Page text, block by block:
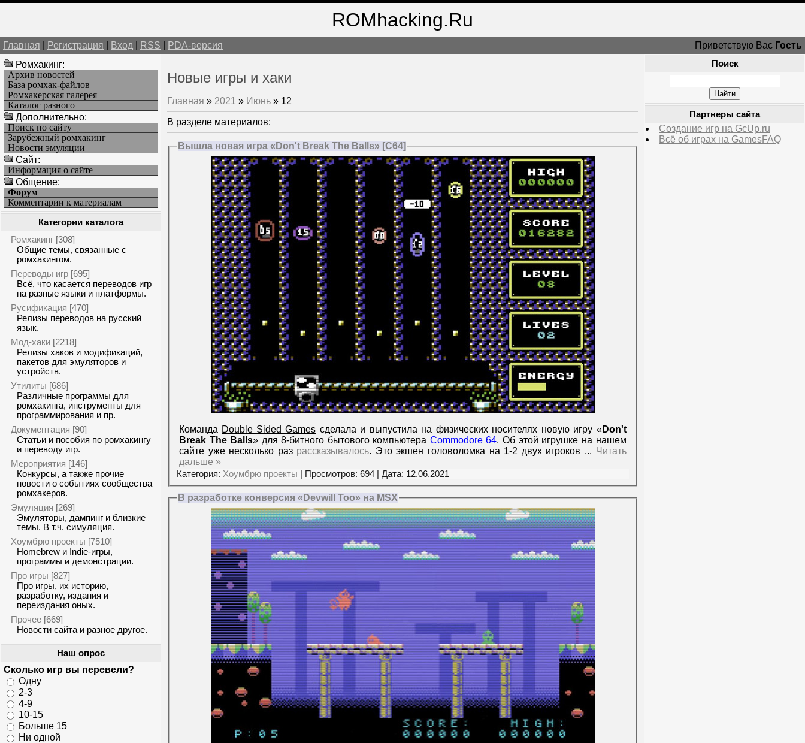
ROMhacking.Ru
Главная Регистрация Вход RSS PDA-версия Приветствую Вас Гость
Ромхакинг:
Архив новостей
База ромхак-файлов
Ромхакерская галерея
Каталог разного
Дополнительно:
Поиск по сайту
Зарубежный ромхакинг
Новости эмуляции
Cайт:
Информация о сайте
Общение:
Форум
Комментарии к материалам
Категории каталога
Ромхакинг [308]
Общие темы, связанные с
ромхакингом.
Переводы игр [695]
Всё, что касается переводов игр
на разные языки и платформы.
Русификация [470]
Релизы переводов на русский
язык.
Мод-хаки [2218]
Релизы хаков и модификаций,
пакетов для эмуляторов и
устройств.
Утилиты [686]
Различные программы для
ромхакинга, инструменты для
программирования и пр.
Документация [90]
Статьи и пособия по ромхакингу
и переводу игр.
Мероприятия [146]
Конкурсы, а также прочие
новости о событиях сообщества
ромхакеров.
Эмуляция [269]
Эмуляторы, дампинг и близкие
темы. В т.ч. симуляция.
Хоумбрю проекты [7510]
Homebrew и Indie-игры,
программы и демонстрации.
Про игры [827]
Про игры, их историю,
разработку, издания и
переиздания оных.
Прочее [669]
Новости сайта и разное другое.
Наш опрос
Сколько игр вы перевели?
Одну
2-3
4-9
10-15
Больше 15
Ни одной
Новые игры и хаки
Главная » 2021 » Июнь » 12
В разделе материалов:
Вышла новая игра «Don't Break The Balls» [C64]
Команда Double Sided Games сделала и выпустила на физических носителях новую игру «Don't
Break The Balls» для 8-битного бытового компьютера Commodore 64. Об этой игрушке на нашем
сайте уже несколько раз рассказывалось. Это экшен головоломка на 1-2 двух игроков ... Читать
дальше »
Категория: Хоумбрю проекты | Просмотров: 694 | Дата: 12.06.2021
В разработке конверсия «Devwill Too» на MSX
Поиск
Партнеры сайта
Создание игр на GcUp.ru
Всё об играх на GamesFAQ